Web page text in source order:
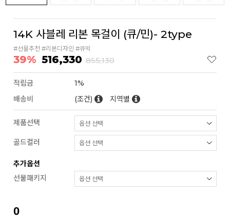
14K 사블레 리본 목걸이 (큐/민)- 2type
#선물추천 #리본디자인 #큐빅
39% 516,330 855,130
적립금
1%
배송비
(조건) 지역별
제품선택
골드컬러
추가옵션
선물패키지
0